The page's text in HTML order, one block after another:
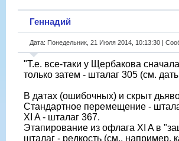
Геннадий
Дата: Понедельник, 21 Июля 2014, 10:13:30 |
"Т.е. все-таки у Щербакова
только затем - шталаг 305 (см.
В датах (ошибочных) и скрыт
Стандартное перемещение -
XI A - шталаг 367.
Этапирование из офлага XI A в
шталаг - редкость (см., например,